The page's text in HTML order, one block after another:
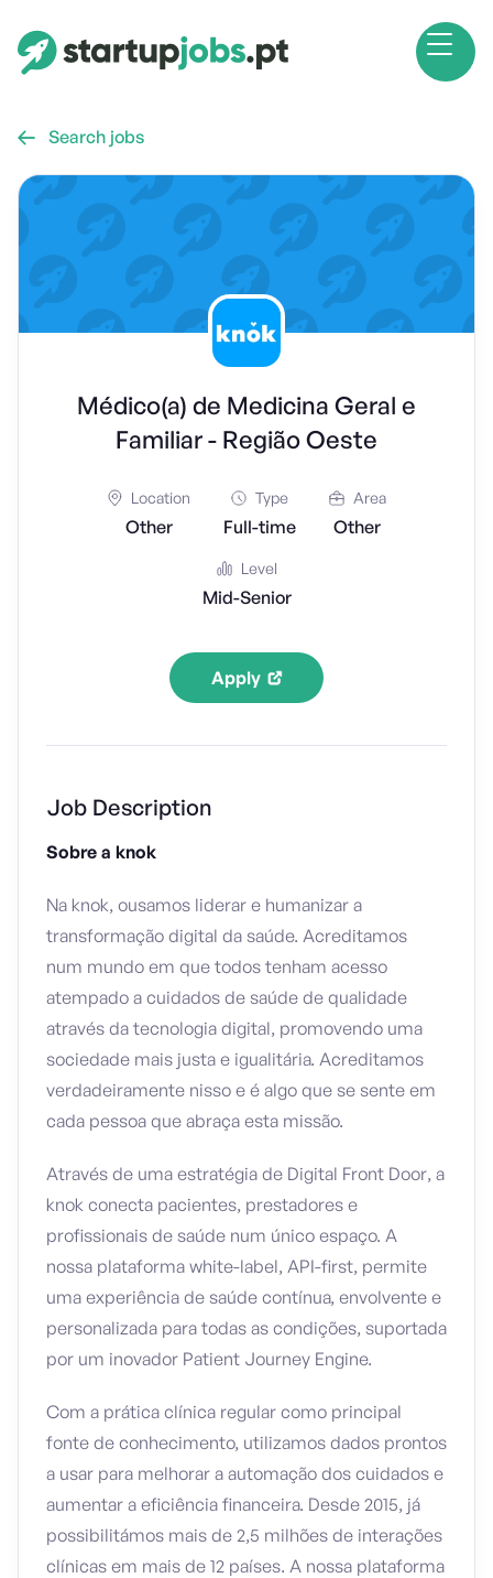
 Search jobs
Médico(a) de Medicina Geral e
Familiar - Região Oeste
Location
Other
Type
Full-time
Area
Other
Level
Mid-Senior
Apply
Job Description
Sobre a knok
Na knok, ousamos liderar e humanizar a
transformação digital da saúde. Acreditamos
num mundo em que todos tenham acesso
atempado a cuidados de saúde de qualidade
através da tecnologia digital, promovendo uma
sociedade mais justa e igualitária. Acreditamos
verdadeiramente nisso e é algo que se sente em
cada pessoa que abraça esta missão.
Através de uma estratégia de Digital Front Door, a
knok conecta pacientes, prestadores e
profissionais de saúde num único espaço. A
nossa plataforma white-label, API-first, permite
uma experiência de saúde contínua, envolvente e
personalizada para todas as condições, suportada
por um inovador Patient Journey Engine.
Com a prática clínica regular como principal
fonte de conhecimento, utilizamos dados prontos
a usar para melhorar a automação dos cuidados e
aumentar a eficiência financeira. Desde 2015, já
possibilitámos mais de 2,5 milhões de interações
clínicas em mais de 12 países. A nossa plataforma